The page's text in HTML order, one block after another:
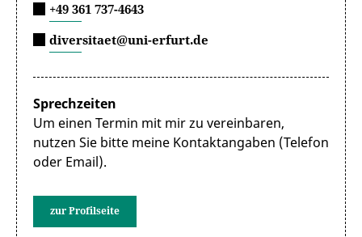
+49 361 737-4643
diversitaet@uni-erfurt.de
Sprechzeiten
Um einen Termin mit mir zu vereinbaren,
nutzen Sie bitte meine Kontaktangaben (Telefon
oder Email).
zur Profilseite